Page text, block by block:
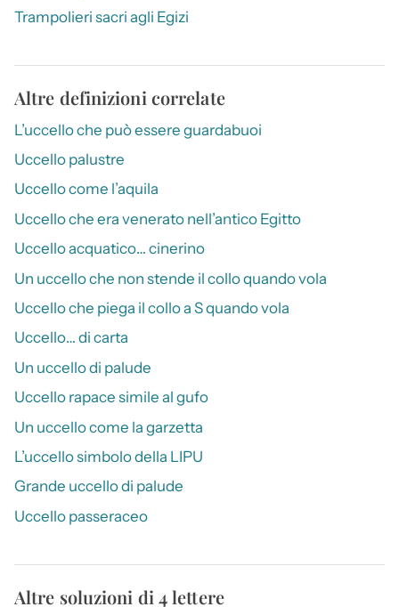
Trampolieri sacri agli Egizi
Altre definizioni correlate
L’uccello che può essere guardabuoi
Uccello palustre
Uccello come l’aquila
Uccello che era venerato nell’antico Egitto
Uccello acquatico… cinerino
Un uccello che non stende il collo quando vola
Uccello che piega il collo a S quando vola
Uccello… di carta
Un uccello di palude
Uccello rapace simile al gufo
Un uccello come la garzetta
L’uccello simbolo della LIPU
Grande uccello di palude
Uccello passeraceo
Altre soluzioni di 4 lettere